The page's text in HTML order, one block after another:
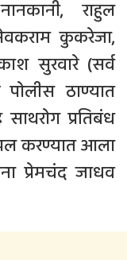
राहुल
कुकरेजा,
सुरवारे (सर्व
पोलीस ठाण्यात
प्रतिबंध
करण्यात आला
प्रेमचंद जाधव